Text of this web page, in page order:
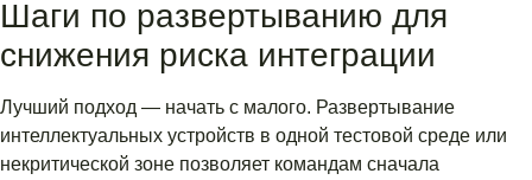
Шаги по развертыванию для
снижения риска интеграции
Лучший подход — начать с малого. Развертывание
интеллектуальных устройств в одной тестовой среде или
некритической зоне позволяет командам сначала